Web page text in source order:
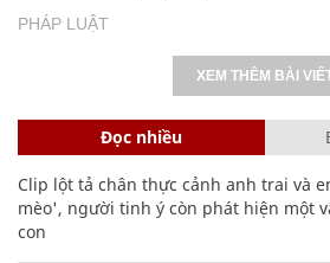
PHÁP LUẬT
XEM THÊM BÀI
Đọc nhiều
Clip lột tả chân thực cảnh anh trai và
mèo', người tinh ý còn phát hiện một
con